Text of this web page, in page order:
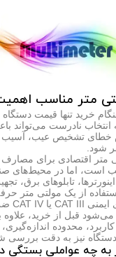
متر مناسب
خرید تنها قیمت دستگاه
انتخاب نادرست می‌تواند
خطای تشخیص عیب، آسیب
شود.
متر اقتصادی برای
است، اما در محیط‌های
تابلوهای برق،
می‌شود قبل از خرید، علاوه
محدوده اندازه‌گیری،
دستگاه نیز به دقت بررسی
چه عواملی بستگی